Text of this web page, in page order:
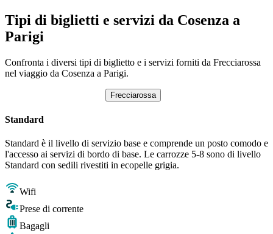
Tipi di biglietti e servizi da Cosenza a
Parigi
Confronta i diversi tipi di biglietto e i servizi forniti da Frecciarossa
nel viaggio da Cosenza a Parigi.
Frecciarossa
Standard
Standard è il livello di servizio base e comprende un posto comodo e
l'accesso ai servizi di bordo di base. Le carrozze 5-8 sono di livello
Standard con sedili rivestiti in ecopelle grigia.
Wifi
Prese di corrente
Bagagli